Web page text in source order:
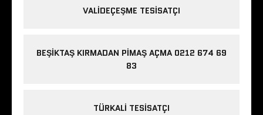
VALIDEÇEŞME TESISATÇI
BEŞIKTAŞ KIRMADAN PIMAŞ AÇMA 0212 674 69
83
TÜRKALI TESISATÇI